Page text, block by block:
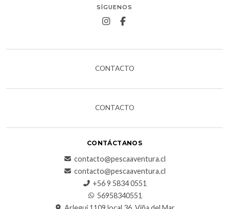
SÍGUENOS
CONTACTO
CONTACTO
CONTÁCTANOS
contacto@pescaaventura.cl
contacto@pescaaventura.cl
+56 9 5834 0551
56958340551